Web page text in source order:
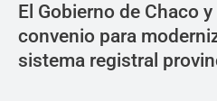
El Gobierno de Chaco
convenio para
sistema registral